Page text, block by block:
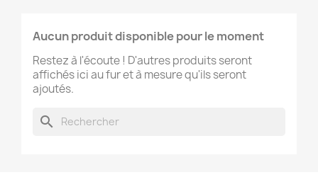
Aucun produit disponible pour le moment
Restez à l'écoute ! D'autres produits seront
affichés ici au fur et à mesure qu'ils seront
ajoutés.
search